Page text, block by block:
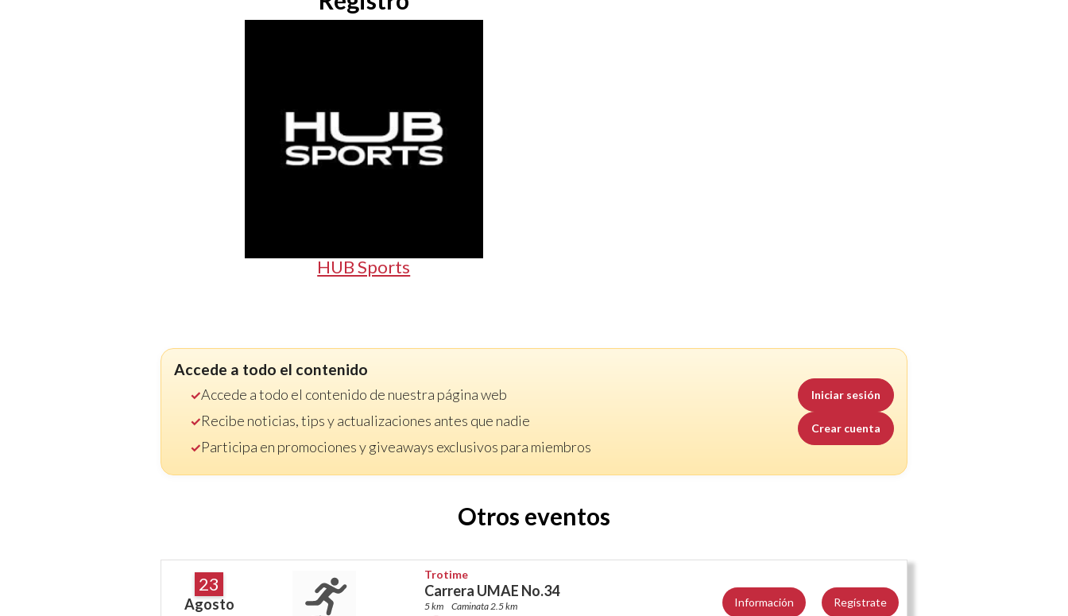
HUB Sports
Accede a todo el contenido
Accede a todo el contenido de nuestra página web
Recibe noticias, tips y actualizaciones antes que nadie
Participa en promociones y giveaways exclusivos para miembros
Iniciar sesión
Crear cuenta
Otros eventos
23
Agosto
Trotime
Carrera UMAE No.34
5 km Caminata 2.5 km Información Regístrate